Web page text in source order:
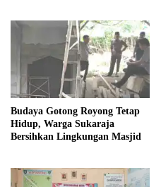
Budaya Gotong Royong Tetap
Hidup, Warga Sukaraja
Bersihkan Lingkungan Masjid